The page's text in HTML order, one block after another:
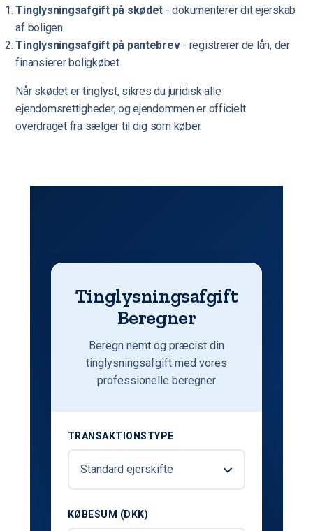
Tinglysningsafgift på skødet - dokumenterer dit ejerskab
af boligen
Tinglysningsafgift på pantebrev- registrerer de lån, der
finansierer boligkøbet
Når skødet er tinglyst, sikres du juridisk alle
ejendomsrettigheder, og ejendommen er officielt
overdraget fra sælger til dig som køber.
Tinglysningsafgift
Beregner
Beregn nemt og præcist din
tinglysningsafgift med vores
professionelle beregner
TRANSAKTIONSTYPE
KØBESUM (DKK)